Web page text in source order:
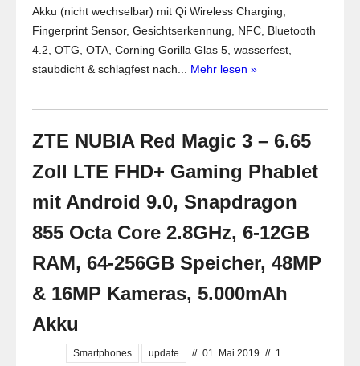
Akku (nicht wechselbar) mit Qi Wireless Charging,
Fingerprint Sensor, Gesichtserkennung, NFC, Bluetooth
4.2, OTG, OTA, Corning Gorilla Glas 5, wasserfest,
staubdicht & schlagfest nach... Mehr lesen »
ZTE NUBIA Red Magic 3 – 6.65
Zoll LTE FHD+ Gaming Phablet
mit Android 9.0, Snapdragon
855 Octa Core 2.8GHz, 6-12GB
RAM, 64-256GB Speicher, 48MP
& 16MP Kameras, 5.000mAh
Akku
Smartphones update // 01. Mai 2019 // 1